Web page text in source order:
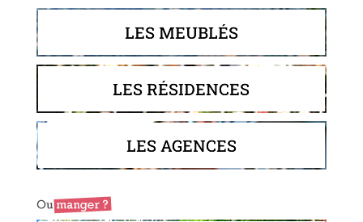
LES MEUBLÉS
LES RÉSIDENCES
LES AGENCES